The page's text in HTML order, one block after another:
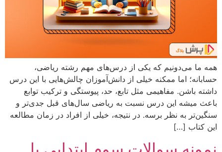
همه ما می‌دونیم که یکی از درس‌های مهم رشته ریاضی،
حسابانه؛ اما ممکنه خیلی از دانش‌آموزان چالش‌هایی با این درس
داشته باشن. مفاهیمی مثل تابع، حد، پیوستگی و ترکیب توابع
باعث میشه این درس نسبت به ریاضی سال‌های قبل جدی‌تر و
سنگین‌تر به نظر برسه. در نتیجه، خیلی از افراد در زمان مطالعه
این کتاب […]